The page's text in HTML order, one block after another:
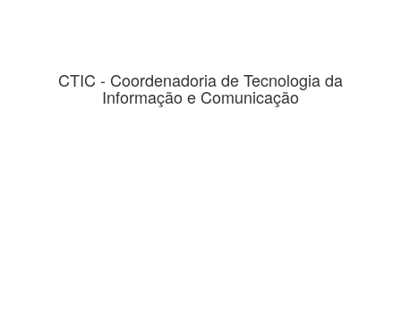
CTIC - Coordenadoria de Tecnologia da
Informação e Comunicação